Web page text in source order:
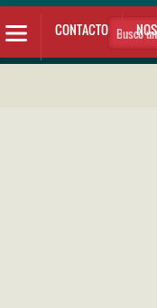
CONTACTO